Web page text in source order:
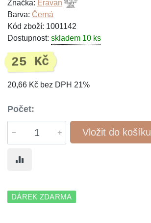
Značka: Eravan
Barva: Černá
Kód zboží: 1001142
Dostupnost: skladem 10 ks
25 Kč
20,66 Kč bez DPH 21%
Počet:
Vložit do košíku
DÁREK ZDARMA